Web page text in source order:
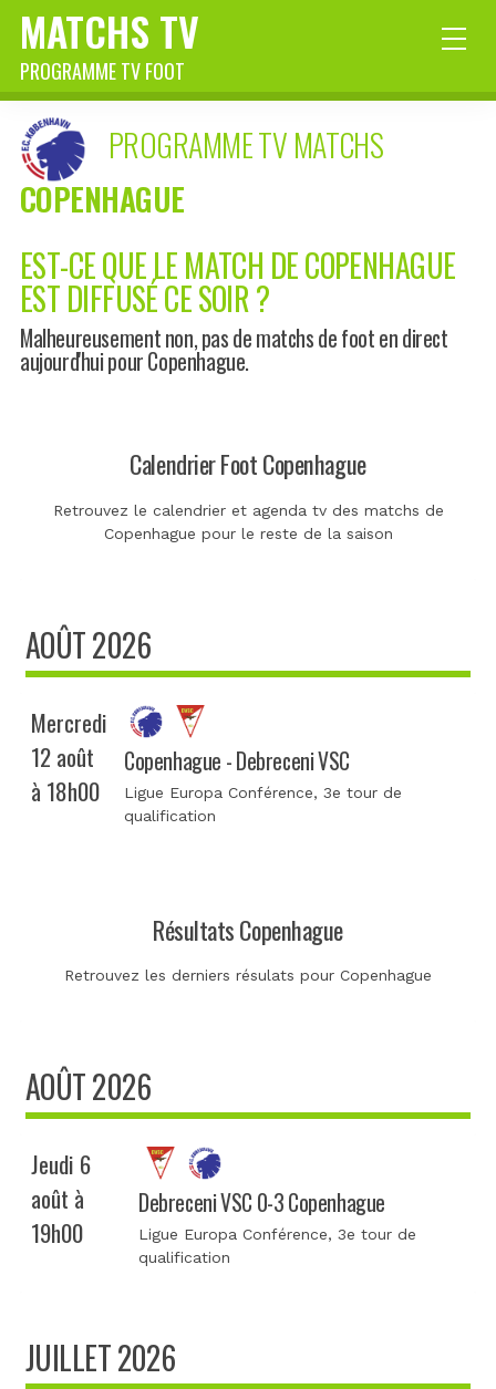
MATCHS TV
PROGRAMME TV FOOT
PROGRAMME TV MATCHS
COPENHAGUE
EST-CE QUE LE MATCH DE COPENHAGUE
EST DIFFUSÉ CE SOIR ?
Malheureusement non, pas de matchs de foot en direct
aujourd'hui pour Copenhague.
Calendrier Foot Copenhague
Retrouvez le calendrier et agenda tv des matchs de
Copenhague pour le reste de la saison
AOÛT 2026
Mercredi
12 août
à 18h00
Copenhague - Debreceni VSC
Ligue Europa Conférence, 3e tour de
qualification
Résultats Copenhague
Retrouvez les derniers résulats pour Copenhague
AOÛT 2026
Jeudi 6
août à
19h00
Debreceni VSC 0-3 Copenhague
Ligue Europa Conférence, 3e tour de
qualification
JUILLET 2026